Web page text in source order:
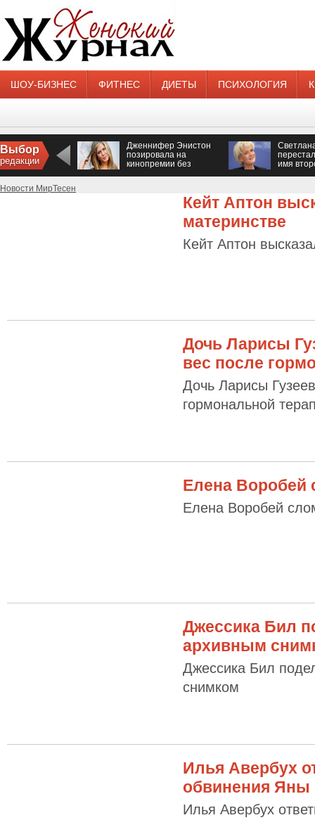
ШОУ-БИЗНЕС ФИТНЕС ДИЕТЫ ПСИХОЛОГИЯ
Выбор
редакции
Дженнифер Энистон
позировала на
кинопремии без
имя
Новости МирТесен
Кейт Аптон
материнстве
Кейт Аптон
Дочь Ларисы
вес после
Дочь Ларисы
гормональной
Елена Воробей
Елена Воробей
Джессика Бил
архивным
Джессика Бил
снимком
Илья Авербух
обвинения Яны
Илья Авербух